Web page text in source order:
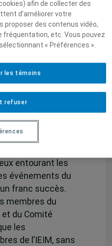
Enfin, lors d’une
le 22 octobre,
Cofondateur
envers la
des parties sur
prévue
à Paris.
qui s’y
entourant les
événements du
franc succès.
membres du
du Comité
les
de l’IEIM, sans
afin de collecter des
d’améliorer votre
proposer des contenus vidéo,
fréquentation, etc. Vous pouvez
« Préférences ».
refuser
les témoins